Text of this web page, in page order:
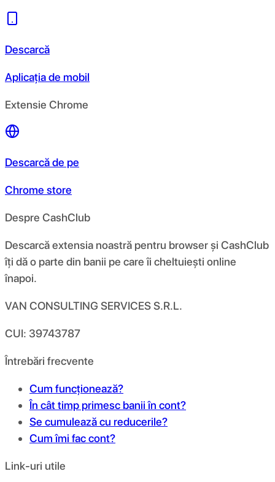
Descarcă
Aplicația de mobil
Extensie Chrome
Descarcă de pe
Chrome store
Despre CashClub
Descarcă extensia noastră pentru browser și CashClub
îți dă o parte din banii pe care îi cheltuiești online
înapoi.
VAN CONSULTING SERVICES S.R.L.
CUI: 39743787
Întrebări frecvente
Cum funcționează?
În cât timp primesc banii în cont?
Se cumulează cu reducerile?
Cum îmi fac cont?
Link-uri utile